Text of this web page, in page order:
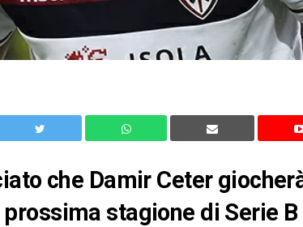
che Damir Ceter
stagione di Serie B